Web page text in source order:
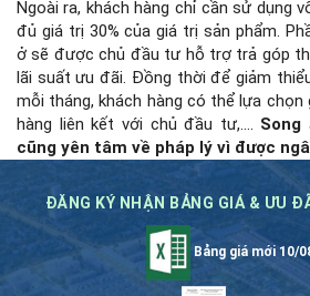
Ngoài ra, khách hàng chỉ cần sử dụng
đủ giá trị 30% của giá trị sản phẩm.
ở sẽ được chủ đầu tư hỗ trợ trả góp
lãi suất ưu đãi. Đồng thời để giảm
mỗi tháng, khách hàng có thể lựa chọn
hàng liên kết với chủ đầu tư,…. Song
cũng yên tâm về pháp lý vì được
ĐĂNG KÝ NHẬN BẢNG GIÁ & ƯU
Bảng giá mới 10/